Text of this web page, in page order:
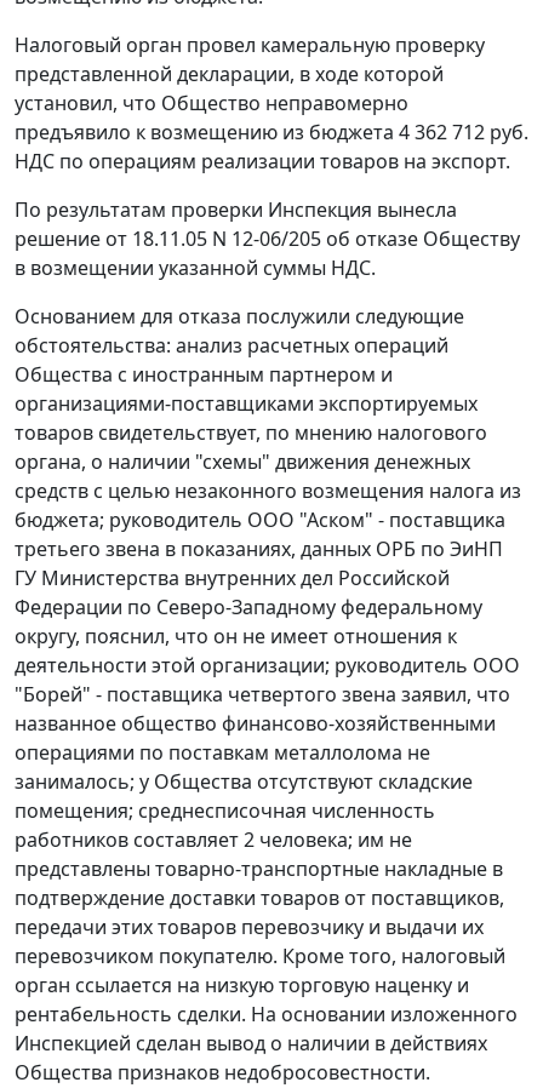
Налоговый орган провел камеральную проверку
представленной декларации, в ходе которой
установил, что Общество неправомерно
предъявило к возмещению из бюджета 4 362 712 руб.
НДС по операциям реализации товаров на экспорт.
По результатам проверки Инспекция вынесла
решение от 18.11.05 N 12-06/205 об отказе Обществу
в возмещении указанной суммы НДС.
Основанием для отказа послужили следующие
обстоятельства: анализ расчетных операций
Общества с иностранным партнером и
организациями-поставщиками экспортируемых
товаров свидетельствует, по мнению налогового
органа, о наличии "схемы" движения денежных
средств с целью незаконного возмещения налога из
бюджета; руководитель ООО "Аском" - поставщика
третьего звена в показаниях, данных ОРБ по ЭиНП
ГУ Министерства внутренних дел Российской
Федерации по Северо-Западному федеральному
округу, пояснил, что он не имеет отношения к
деятельности этой организации; руководитель ООО
"Борей" - поставщика четвертого звена заявил, что
названное общество финансово-хозяйственными
операциями по поставкам металлолома не
занималось; у Общества отсутствуют складские
помещения; среднесписочная численность
работников составляет 2 человека; им не
представлены товарно-транспортные накладные в
подтверждение доставки товаров от поставщиков,
передачи этих товаров перевозчику и выдачи их
перевозчиком покупателю. Кроме того, налоговый
орган ссылается на низкую торговую наценку и
рентабельность сделки. На основании изложенного
Инспекцией сделан вывод о наличии в действиях
Общества признаков недобросовестности.